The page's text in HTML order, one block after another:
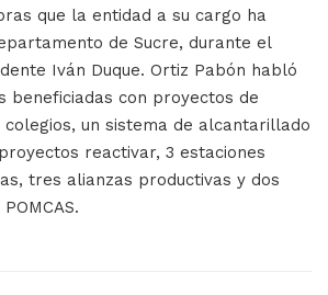
que la entidad a su cargo ha
de Sucre, durante el
Iván Duque. Ortiz Pabón habló
beneficiadas con proyectos de
colegios, un sistema de alcantarillado
reactivar, 3 estaciones
tres alianzas productivas y dos